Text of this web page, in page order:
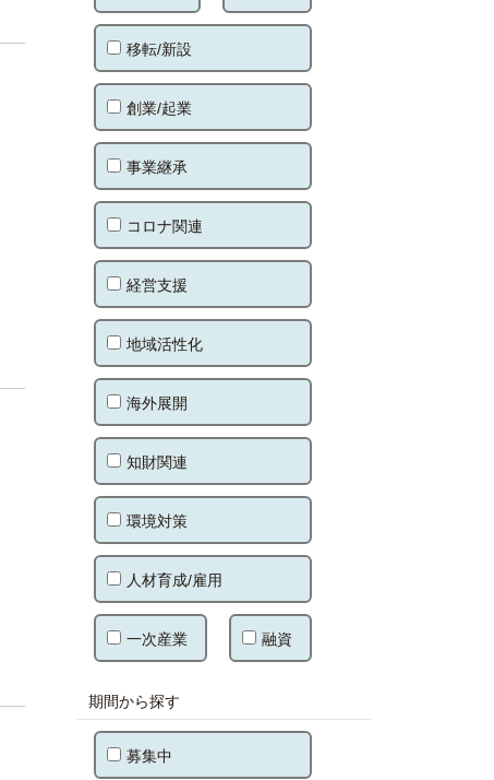
移転/新設
創業/起業
事業継承
コロナ関連
経営支援
地域活性化
海外展開
知財関連
環境対策
人材育成/雇用
一次産業 融資
期間から探す
募集中